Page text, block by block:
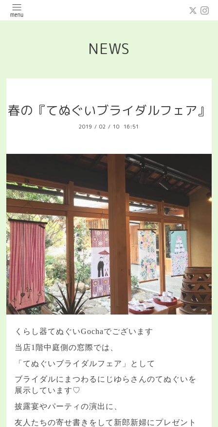
NEWS
春の『てぬぐいブライダルフェア』
2019 / 02 / 10 16:51
くらし器てぬぐいGochaでございます
当店1 階中庭側の窓際では、
「てぬぐいブライダルフェア」として
ブライダルにまつわるにじゆらさんのてぬぐいを
展示しています♡
披露宴やパーティの演出に、
友人たちの寄せ書きをして新郎新婦にプレゼント